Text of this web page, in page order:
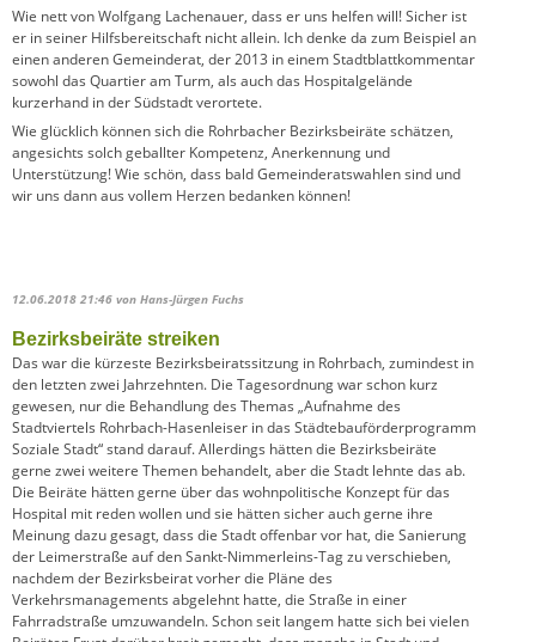
Wie nett von Wolfgang Lachenauer, dass er uns helfen will! Sicher ist
er in seiner Hilfsbereitschaft nicht allein. Ich denke da zum Beispiel an
einen anderen Gemeinderat, der 2013 in einem Stadtblattkommentar
sowohl das Quartier am Turm, als auch das Hospitalgelände
kurzerhand in der Südstadt verortete.
Wie glücklich können sich die Rohrbacher Bezirksbeiräte schätzen,
angesichts solch geballter Kompetenz, Anerkennung und
Unterstützung! Wie schön, dass bald Gemeinderatswahlen sind und
wir uns dann aus vollem Herzen bedanken können!
12.06.2018 21:46 von Hans-Jürgen Fuchs
Bezirksbeiräte streiken
Das war die kürzeste Bezirksbeiratssitzung in Rohrbach, zumindest in
den letzten zwei Jahrzehnten. Die Tagesordnung war schon kurz
gewesen, nur die Behandlung des Themas „Aufnahme des
Stadtviertels Rohrbach-Hasenleiser in das Städtebauförderprogramm
Soziale Stadt“ stand darauf. Allerdings hätten die Bezirksbeiräte
gerne zwei weitere Themen behandelt, aber die Stadt lehnte das ab.
Die Beiräte hätten gerne über das wohnpolitische Konzept für das
Hospital mit reden wollen und sie hätten sicher auch gerne ihre
Meinung dazu gesagt, dass die Stadt offenbar vor hat, die Sanierung
der Leimerstraße auf den Sankt-Nimmerleins-Tag zu verschieben,
nachdem der Bezirksbeirat vorher die Pläne des
Verkehrsmanagements abgelehnt hatte, die Straße in einer
Fahrradstraße umzuwandeln. Schon seit langem hatte sich bei vielen